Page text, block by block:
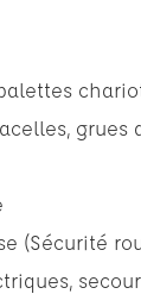
grues
(Sécurité